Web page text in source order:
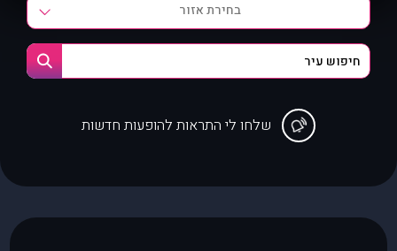
בחירת אזור
שלחו לי התראות להופעות חדשות